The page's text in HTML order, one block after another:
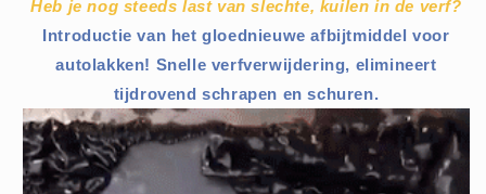
Heb je nog steeds last van slechte, kuilen in de verf?
Introductie van het gloednieuwe afbijtmiddel voor
autolakken! Snelle verfverwijdering, elimineert
tijdrovend schrapen en schuren.